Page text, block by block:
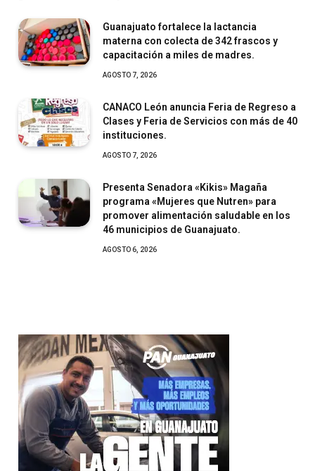
Guanajuato fortalece la lactancia
materna con colecta de 342 frascos y
capacitación a miles de madres.
AGOSTO 7, 2026
CANACO León anuncia Feria de Regreso a
Clases y Feria de Servicios con más de 40
instituciones.
AGOSTO 7, 2026
Presenta Senadora «Kikis» Magaña
programa «Mujeres que Nutren» para
promover alimentación saludable en los
46 municipios de Guanajuato.
AGOSTO 6, 2026